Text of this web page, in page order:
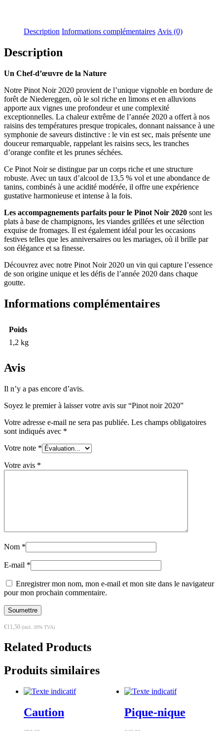
Description Informations complémentaires Avis (0)
Description
Un Chef-d’œuvre de la Nature
Notre Pinot Noir 2020 provient de l’unique vignoble en bordure de
forêt de Niedereggen, où le sol riche en limons et en alluvions
apporte aux vignes une profondeur et une complexité
exceptionnelles. La chaleur extrême de l’année 2020 a offert à nos
raisins des températures presque tropicales, donnant naissance à une
symphonie de saveurs distinctive : le vin est sec, mais présente une
douceur remarquable, rappelant les raisins secs, les tranches
d’orange confite et les prunes séchées.
Ce Pinot Noir se distingue par un corps riche et une structure
robuste. Avec un taux d’alcool de 13,5 % vol et une abondance de
tanins, combinés à une acidité modérée, il offre une expérience
gustative harmonieuse et intense à la fois.
Les accompagnements parfaits pour le Pinot Noir 2020 sont les
plats à base de champignons, les viandes grillées et une sélection
exquise de fromages. Il est également idéal pour les occasions
festives telles que les anniversaires ou les mariages, où il brille par
son élégance et sa finesse.
Découvrez avec notre Pinot Noir 2020 un vin qui capture l’essence
de son origine unique et les défis de l’année 2020 dans chaque
goutte.
Informations complémentaires
Poids
1,2 kg
Avis
Il n’y a pas encore d’avis.
Soyez le premier à laisser votre avis sur “Pinot noir 2020”
Votre adresse e-mail ne sera pas publiée. Les champs obligatoires
sont indiqués avec *
Votre note *
Votre avis *
Nom *
E-mail *
Enregistrer mon nom, mon e-mail et mon site dans le navigateur
pour mon prochain commentaire.
€11,50 (incl. 20% TVA)
Related Products
Produits similaires
Caution Pique-nique